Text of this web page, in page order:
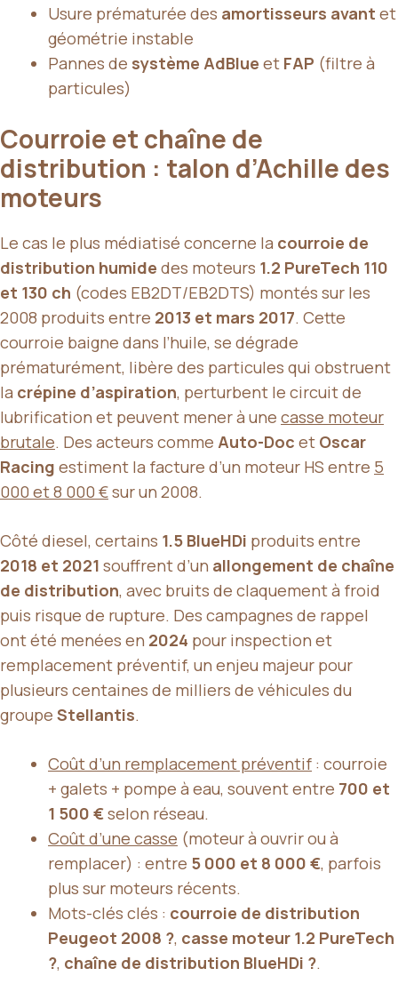
Usure prématurée des amortisseurs avant et
géométrie instable
Pannes de système AdBlue et FAP (filtre à
particules)
Courroie et chaîne de
distribution : talon d’Achille des
moteurs
Le cas le plus médiatisé concerne la courroie de
distribution humide des moteurs 1.2 PureTech 110
et 130 ch (codes EB2DT/EB2DTS) montés sur les
2008 produits entre 2013 et mars 2017. Cette
courroie baigne dans l’huile, se dégrade
prématurément, libère des particules qui obstruent
la crépine d’aspiration, perturbent le circuit de
lubrification et peuvent mener à une casse moteur
brutale. Des acteurs comme Auto-Doc et Oscar
Racing estiment la facture d’un moteur HS entre 5
000 et 8 000 €sur un 2008.
Côté diesel, certains 1.5 BlueHDi produits entre
2018 et 2021 souffrent d’un allongement de chaîne
de distribution, avec bruits de claquement à froid
puis risque de rupture. Des campagnes de rappel
ont été menées en 2024 pour inspection et
remplacement préventif, un enjeu majeur pour
plusieurs centaines de milliers de véhicules du
groupe Stellantis.
Coût d’un remplacement préventif : courroie
+ galets + pompe à eau, souvent entre 700 et
1 500 €selon réseau.
Coût d’une casse (moteur à ouvrir ou à
remplacer) : entre 5 000 et 8 000 €, parfois
plus sur moteurs récents.
Mots-clés clés : courroie de distribution
Peugeot 2008 ?, casse moteur 1.2 PureTech
?, chaîne de distribution BlueHDi ?.